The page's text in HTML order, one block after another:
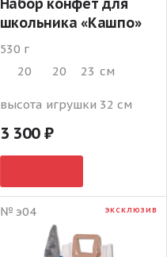
школьника «Кашпо»
530 г
20
20 23 см
высота игрушки 32 см
3 300
№ э04 ЭКСКЛЮЗИВ